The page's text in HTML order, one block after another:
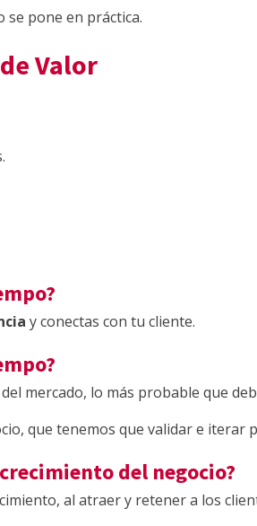
se pone en práctica.
Valor
y conectas con tu cliente.
mercado, lo más probable que
que tenemos que validar e iterar
del negocio?
al atraer y retener a los